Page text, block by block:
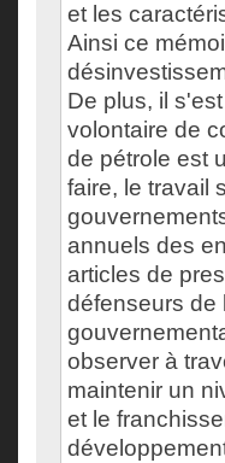
et les
Ainsi ce
De plus, il
volontaire de
de pétrole est
faire, le travail
annuels des
articles de
défenseurs de
observer à
maintenir un
et le